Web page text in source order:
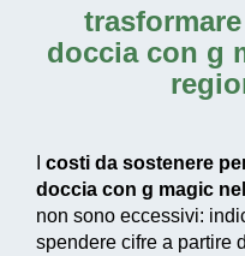
doccia con g
costi da sostenere
doccia con g magic
non sono eccessivi:
spendere cifre a partire